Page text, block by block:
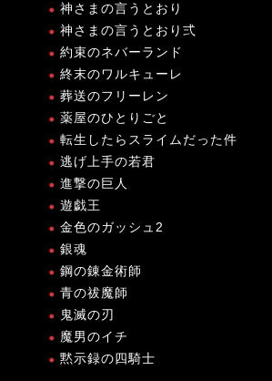
神さまの言うとおり
神さまの言うとおり弍
約束のネバーランド
終末のワルキューレ
葬送のフリーレン
薬屋のひとりごと
転生したらスライムだった件
逃げ上手の若君
進撃の巨人
遊戯王
金色のガッシュ2
銀魂
鋼の錬金術師
青の祓魔師
鬼滅の刃
魔男のイチ
黙示録の四騎士